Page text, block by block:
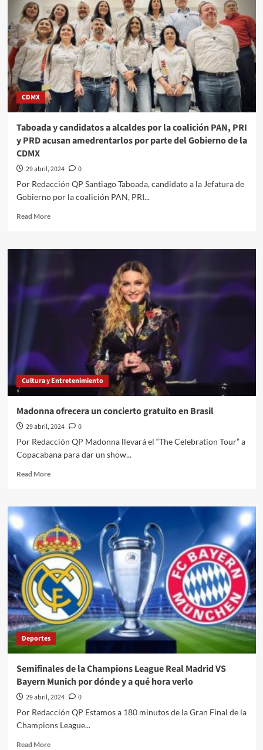
CDMX
Taboada y candidatos a alcaldes por la coalición PAN, PRI
y PRD acusan amedrentarlos por parte del Gobierno de la
CDMX
29 abril, 2024
0
Por Redacción QP Santiago Taboada, candidato a la Jefatura de
Gobierno por la coalición PAN, PRI...
Read MoreRead
Taboada
por
y
PRD
acusan
parte
del
Gobierno
la
CDMX
Cultura y Entretenimiento
Madonna ofrecera un concierto gratuito en Brasil
29 abril, 2024
0
Por Redacción QP Madonna llevará el “The Celebration Tour” a
Copacabana para dar un show...
Read MoreRead
Madonna
ofrecera
un
concierto
gratuito
en
Brasil
Deportes
Semifinales de la Champions League Real Madrid VS
Bayern Munich por dónde y a qué hora verlo
29 abril, 2024
0
Por Redacción QP Estamos a 180 minutos de la Gran Final de la
Champions League...
Read MoreRead